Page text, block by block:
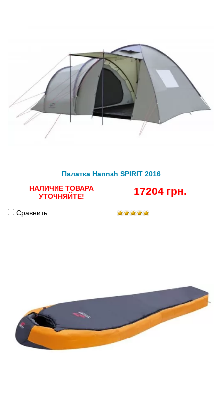
Палатка Hannah SPIRIT 2016
НАЛИЧИЕ ТОВАРА
УТОЧНЯЙТЕ!
17204 грн.
Сравнить